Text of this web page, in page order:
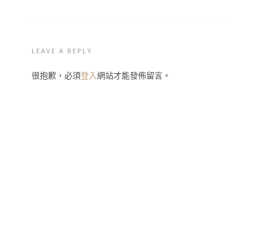
LEAVE A REPLY
很抱歉，必須登入網站才能發佈留言。